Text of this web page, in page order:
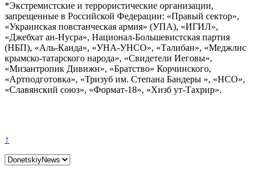
*Экстремистские и террористические организации,
запрещенные в Российской Федерации: «Правый сектор»,
«Украинская повстанческая армия» (УПА), «ИГИЛ»,
«Джебхат ан-Нусра», Национал-Большевистская партия
(НБП), «Аль-Каида», «УНА-УНСО», «Талибан», «Меджлис
крымско-татарского народа», «Свидетели Иеговы»,
«Мизантропик Дивижн», «Братство» Корчинского,
«Артподготовка», «Тризуб им. Степана Бандеры », «НСО»,
«Славянский союз», «Формат-18», «Хизб ут-Тахрир».
↑